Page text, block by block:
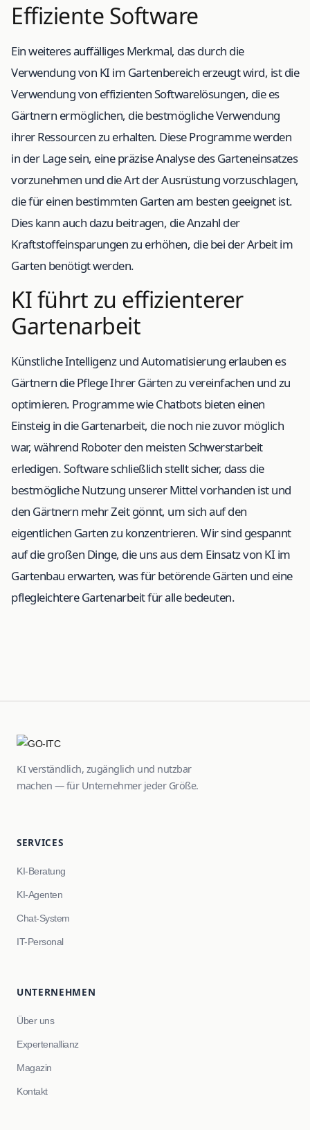
Effiziente Software
Ein weiteres auffälliges Merkmal, das durch die
Verwendung von KI im Gartenbereich erzeugt wird, ist die
Verwendung von effizienten Softwarelösungen, die es
Gärtnern ermöglichen, die bestmögliche Verwendung
ihrer Ressourcen zu erhalten. Diese Programme werden
in der Lage sein, eine präzise Analyse des Garteneinsatzes
vorzunehmen und die Art der Ausrüstung vorzuschlagen,
die für einen bestimmten Garten am besten geeignet ist.
Dies kann auch dazu beitragen, die Anzahl der
Kraftstoffeinsparungen zu erhöhen, die bei der Arbeit im
Garten benötigt werden.
KI führt zu effizienterer
Gartenarbeit
Künstliche Intelligenz und Automatisierung erlauben es
Gärtnern die Pflege Ihrer Gärten zu vereinfachen und zu
optimieren. Programme wie Chatbots bieten einen
Einsteig in die Gartenarbeit, die noch nie zuvor möglich
war, während Roboter den meisten Schwerstarbeit
erledigen. Software schließlich stellt sicher, dass die
bestmögliche Nutzung unserer Mittel vorhanden ist und
den Gärtnern mehr Zeit gönnt, um sich auf den
eigentlichen Garten zu konzentrieren. Wir sind gespannt
auf die großen Dinge, die uns aus dem Einsatz von KI im
Gartenbau erwarten, was für betörende Gärten und eine
pflegleichtere Gartenarbeit für alle bedeuten.
KI verständlich, zugänglich und nutzbar
machen — für Unternehmer jeder Größe.
SERVICES
KI-Beratung
KI-Agenten
Chat-System
IT-Personal
UNTERNEHMEN
Über uns
Expertenallianz
Magazin
Kontakt